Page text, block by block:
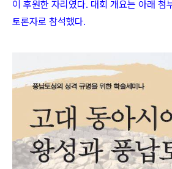
이 후원한 자리였다. 대회 개요는 아래 첨
토론자로 참석했다.